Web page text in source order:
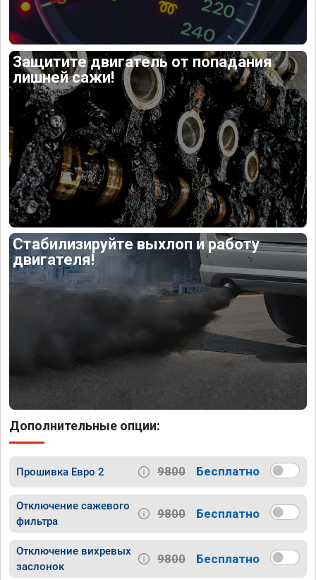
Защитите двигатель от попадания
лишней сажи!
Стабилизируйте выхлоп и работу
двигателя!
Дополнительные опции:
Прошивка Евро 2 9800 Бесплатно
Отключение сажевого
фильтра
9800 Бесплатно
Отключение вихревых
заслонок
9800 Бесплатно